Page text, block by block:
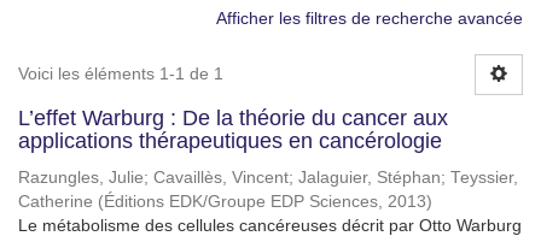
Afficher les filtres de recherche avancée
Voici les éléments 1-1 de 1
L’effet Warburg : De la théorie du cancer aux
applications thérapeutiques en cancérologie
Razungles, Julie; Cavaillès, Vincent; Jalaguier, Stéphan; Teyssier,
Catherine (Éditions EDK/Groupe EDP Sciences, 2013)
Le métabolisme des cellules cancéreuses décrit par Otto Warburg